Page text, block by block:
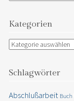
Kategorien
Kategorien
Schlagwörter
Abschlußarbeit Buch